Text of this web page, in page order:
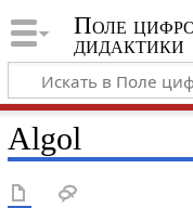
Поле
дидактики
Algol